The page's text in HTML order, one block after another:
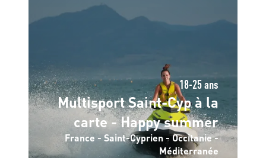
18-25 ans
Multisport Saint-Cyp à la
carte - Happy summer
France - Saint-Cyprien - Occitanie -
Méditerranée